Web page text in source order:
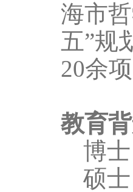
海市
五”规
20余项
教育背
博
硕